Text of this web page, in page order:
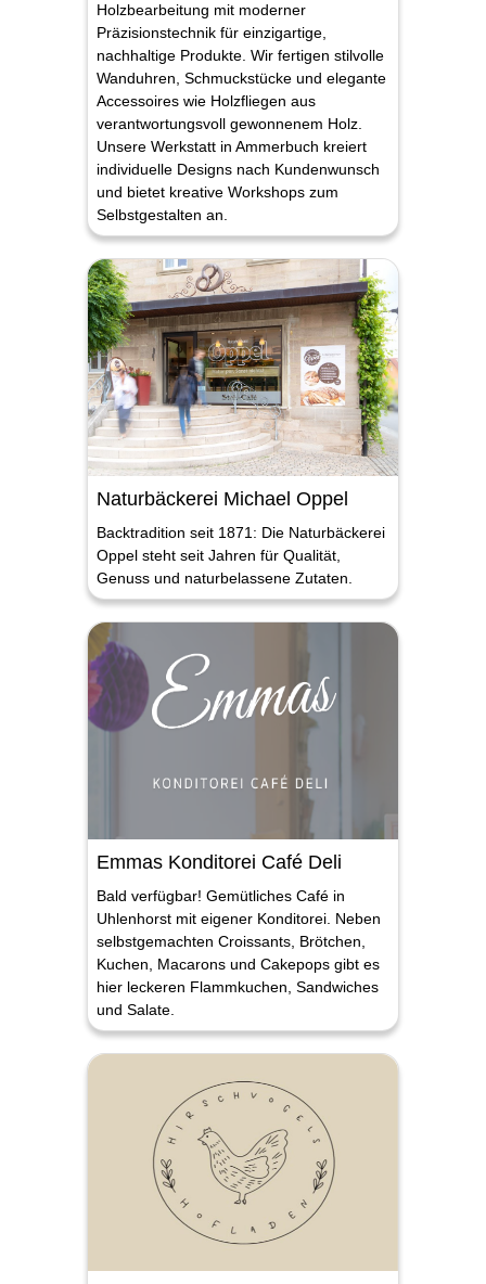
Holzbearbeitung mit moderner
Präzisionstechnik für einzigartige,
nachhaltige Produkte. Wir fertigen stilvolle
Wanduhren, Schmuckstücke und elegante
Accessoires wie Holzfliegen aus
verantwortungsvoll gewonnenem Holz.
Unsere Werkstatt in Ammerbuch kreiert
individuelle Designs nach Kundenwunsch
und bietet kreative Workshops zum
Selbstgestalten an.
Naturbäckerei Michael Oppel
Backtradition seit 1871: Die Naturbäckerei
Oppel steht seit Jahren für Qualität,
Genuss und naturbelassene Zutaten.
Emmas Konditorei Café Deli
Bald verfügbar! Gemütliches Café in
Uhlenhorst mit eigener Konditorei. Neben
selbstgemachten Croissants, Brötchen,
Kuchen, Macarons und Cakepops gibt es
hier leckeren Flammkuchen, Sandwiches
und Salate.